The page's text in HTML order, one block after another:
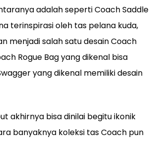
adalah seperti Coach Saddle
terinspirasi oleh tas pelana kuda,
menjadi salah satu desain Coach
Rogue Bag yang dikenal bisa
yang dikenal memiliki desain
akhirnya bisa dinilai begitu ikonik
banyaknya koleksi tas Coach pun